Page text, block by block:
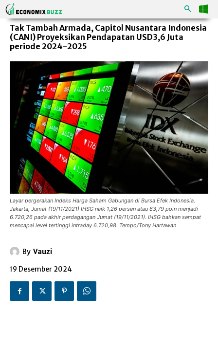
Tak Tambah Armada, Capitol Nusantara Indonesia
(CANI) Proyeksikan Pendapatan USD3,6 Juta
periode 2024-2025
Layar pergerakan Indeks Harga Saham Gabungan di Bursa Efek Indonesia,
Jakarta, Jumat (19/11/2021) IHSG naik 1,26 persen atau 83,79 poin menjadi
6.720,26 pada akhir perdagangan Jumat (19/11/2021). IHSG bahkan sempat
mencapai level tertinggi intraday 6.720,98. Tempo/Tony Hartawan
By Vauzi
19 Desember 2024